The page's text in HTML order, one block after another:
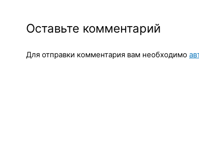
Оставьте комментарий
Для отправки комментария вам необходимо